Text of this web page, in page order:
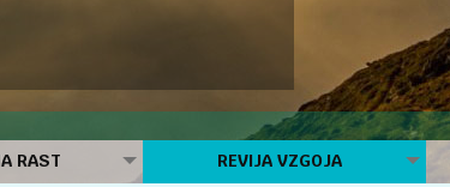
RAST REVIJA VZGOJA